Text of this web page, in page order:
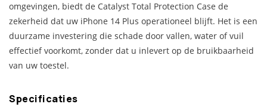
omgevingen, biedt de Catalyst Total Protection Case de
zekerheid dat uw iPhone 14 Plus operationeel blijft. Het is een
duurzame investering die schade door vallen, water of vuil
effectief voorkomt, zonder dat u inlevert op de bruikbaarheid
van uw toestel.
Specificaties